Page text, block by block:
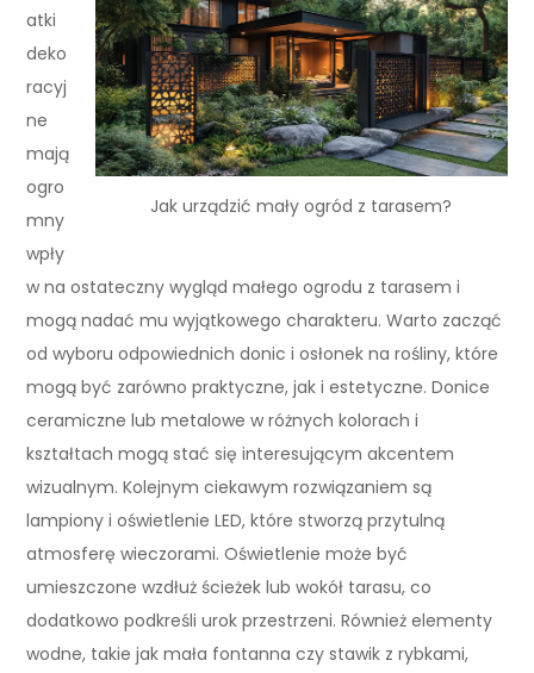
Jak urządzić mały ogród z tarasem?
atki
deko
racyj
ne
mają
ogro
mny
wpły
w na ostateczny wygląd małego ogrodu z tarasem i
mogą nadać mu wyjątkowego charakteru. Warto zacząć
od wyboru odpowiednich donic i osłonek na rośliny, które
mogą być zarówno praktyczne, jak i estetyczne. Donice
ceramiczne lub metalowe w różnych kolorach i
kształtach mogą stać się interesującym akcentem
wizualnym. Kolejnym ciekawym rozwiązaniem są
lampiony i oświetlenie LED, które stworzą przytulną
atmosferę wieczorami. Oświetlenie może być
umieszczone wzdłuż ścieżek lub wokół tarasu, co
dodatkowo podkreśli urok przestrzeni. Również elementy
wodne, takie jak mała fontanna czy stawik z rybkami,